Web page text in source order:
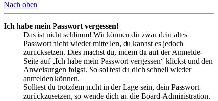
Nach oben
Ich habe mein Passwort vergessen!
Das ist nicht schlimm! Wir können dir zwar dein altes
Passwort nicht wieder mitteilen, du kannst es jedoch
zurücksetzen. Dies machst du, indem du auf der Anmelde-
Seite auf „Ich habe mein Passwort vergessen“ klickst und den
Anweisungen folgst. So solltest du dich schnell wieder
anmelden können.
Solltest du trotzdem nicht in der Lage sein, dein Passwort
zurückzusetzen, so wende dich an die Board-Administration.